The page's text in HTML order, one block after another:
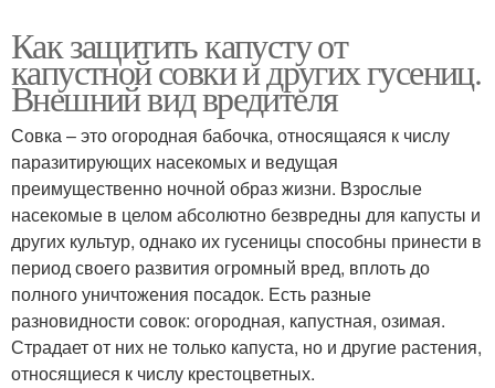
Как защитить капусту от
капустной совки и других гусениц.
Внешний вид вредителя
Совка – это огородная бабочка, относящаяся к числу
паразитирующих насекомых и ведущая
преимущественно ночной образ жизни. Взрослые
насекомые в целом абсолютно безвредны для капусты и
других культур, однако их гусеницы способны принести в
период своего развития огромный вред, вплоть до
полного уничтожения посадок. Есть разные
разновидности совок: огородная, капустная, озимая.
Страдает от них не только капуста, но и другие растения,
относящиеся к числу крестоцветных.